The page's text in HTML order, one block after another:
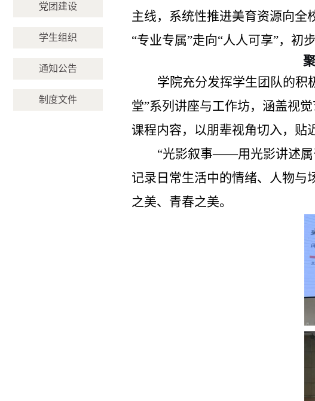
党团建设
学生组织
通知公告
制度文件
主线，系统性推进美育资源向全
“专业专属”走向“人人可享”，初
学院充分发挥学生团队的积
堂”系列讲座与工作坊，涵盖视
课程内容，以朋辈视角切入，贴
“光影叙事——用光影讲述属
记录日常生活中的情绪、人物与
之美、青春之美。